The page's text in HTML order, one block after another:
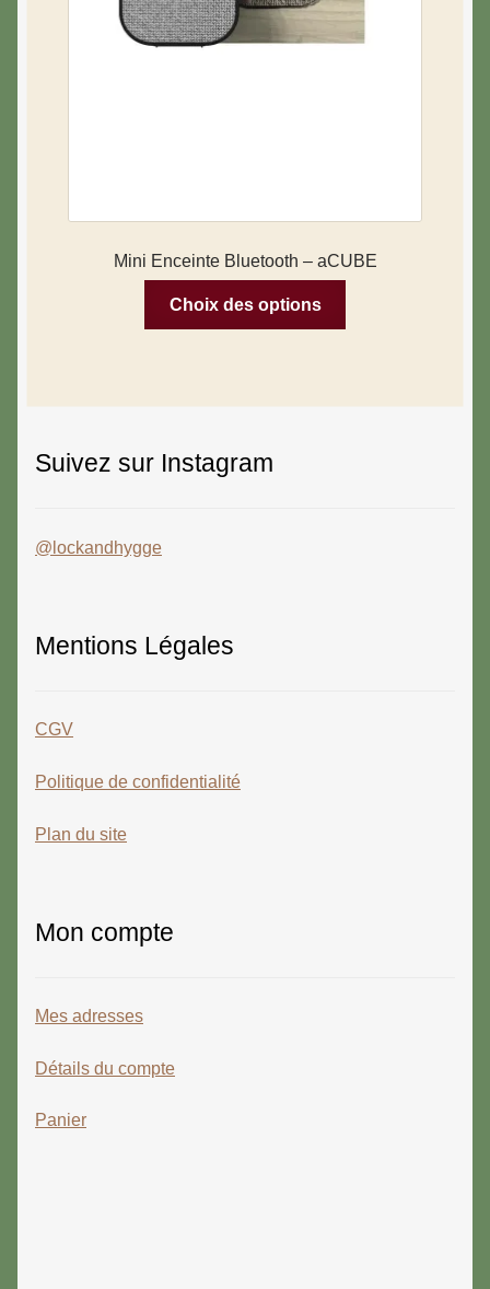
Mini Enceinte Bluetooth – aCUBE
Choix des options
Suivez sur Instagram
@lockandhygge
Mentions Légales
CGV
Politique de confidentialité
Plan du site
Mon compte
Mes adresses
Détails du compte
Panier